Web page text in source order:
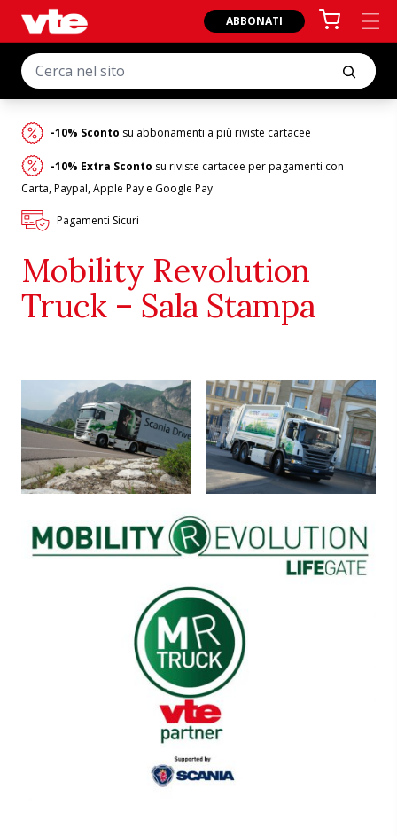
ABBONATI
-10% Sconto su abbonamenti a più riviste cartacee
-10% Extra Sconto su riviste cartacee per pagamenti con
Carta, Paypal, Apple Pay e Google Pay
Pagamenti Sicuri
Mobility Revolution
Truck – Sala Stampa